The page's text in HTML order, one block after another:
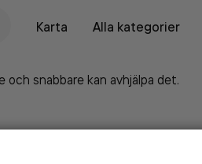
Karta
Alla kategorier
snabbare kan avhjälpa det.